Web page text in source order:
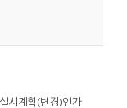
시계획(변경)인가